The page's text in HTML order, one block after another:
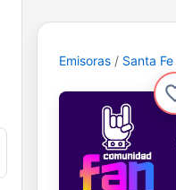
Emisoras Santa Fe